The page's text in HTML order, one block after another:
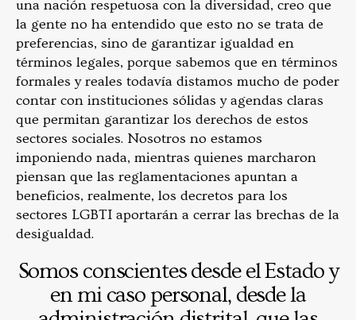
una nación respetuosa con la diversidad, creo que
la gente no ha entendido que esto no se trata de
preferencias, sino de garantizar igualdad en
términos legales, porque sabemos que en términos
formales y reales todavía distamos mucho de poder
contar con instituciones sólidas y agendas claras
que permitan garantizar los derechos de estos
sectores sociales. Nosotros no estamos
imponiendo nada, mientras quienes marcharon
piensan que las reglamentaciones apuntan a
beneficios, realmente, los decretos para los
sectores LGBTI aportarán a cerrar las brechas de la
desigualdad.
Somos conscientes desde el Estado y
en mi caso personal, desde la